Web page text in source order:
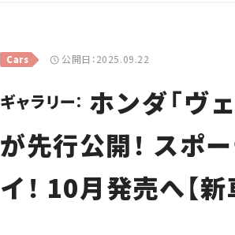
Cars 公開日：2025.09.22
ギャラリー： ホンダ「ヴ
が先行公開！ スポ
イ！ 10月発売へ【新